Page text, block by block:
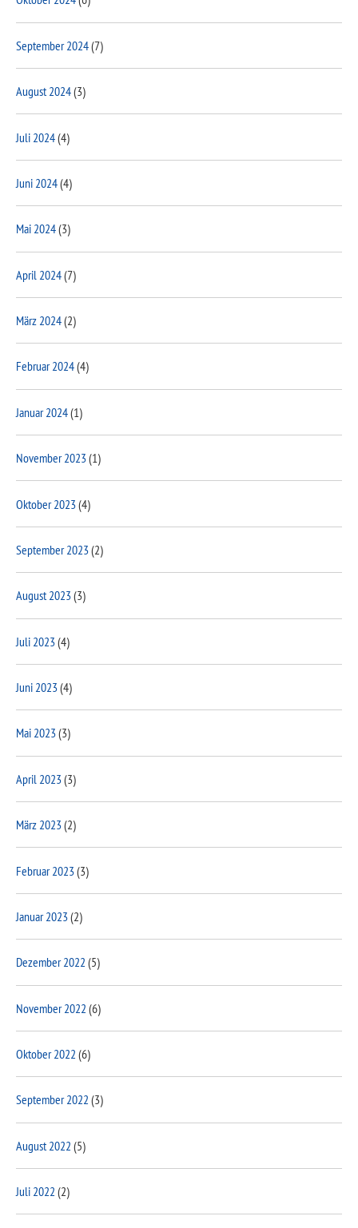
September 2024(7)
August 2024(3)
Juli 2024(4)
Juni 2024(4)
Mai 2024(3)
April 2024(7)
März 2024(2)
Februar 2024(4)
Januar 2024(1)
November 2023(1)
Oktober 2023(4)
September 2023(2)
August 2023(3)
Juli 2023(4)
Juni 2023(4)
Mai 2023(3)
April 2023(3)
März 2023(2)
Februar 2023(3)
Januar 2023(2)
Dezember 2022 (5)
November 2022 (6)
Oktober 2022 (6)
September 2022 (3)
August 2022 (5)
Juli 2022 (2)